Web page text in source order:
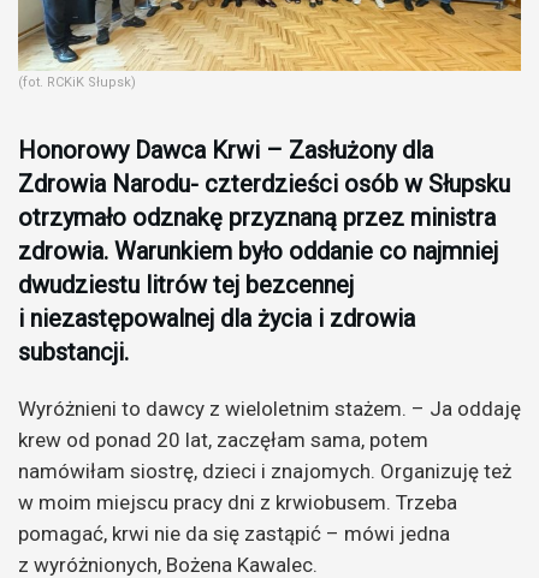
(fot. RCKiK Słupsk)
Honorowy Dawca Krwi – Zasłużony dla
Zdrowia Narodu- czterdzieści osób w Słupsku
otrzymało odznakę przyznaną przez ministra
zdrowia. Warunkiem było oddanie co najmniej
dwudziestu litrów tej bezcennej
i niezastępowalnej dla życia i zdrowia
substancji.
Wyróżnieni to dawcy z wieloletnim stażem. – Ja oddaję
krew od ponad 20 lat, zaczęłam sama, potem
namówiłam siostrę, dzieci i znajomych. Organizuję też
w moim miejscu pracy dni z krwiobusem. Trzeba
pomagać, krwi nie da się zastąpić – mówi jedna
z wyróżnionych, Bożena Kawalec.